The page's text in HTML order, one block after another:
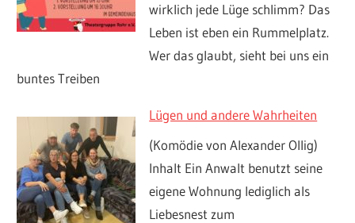
wirklich jede Lüge schlimm? Das
Leben ist eben ein Rummelplatz.
Wer das glaubt, sieht bei uns ein
buntes Treiben
Lügen und andere Wahrheiten
(Komödie von Alexander Ollig)
Inhalt Ein Anwalt benutzt seine
eigene Wohnung lediglich als
Liebesnest zum